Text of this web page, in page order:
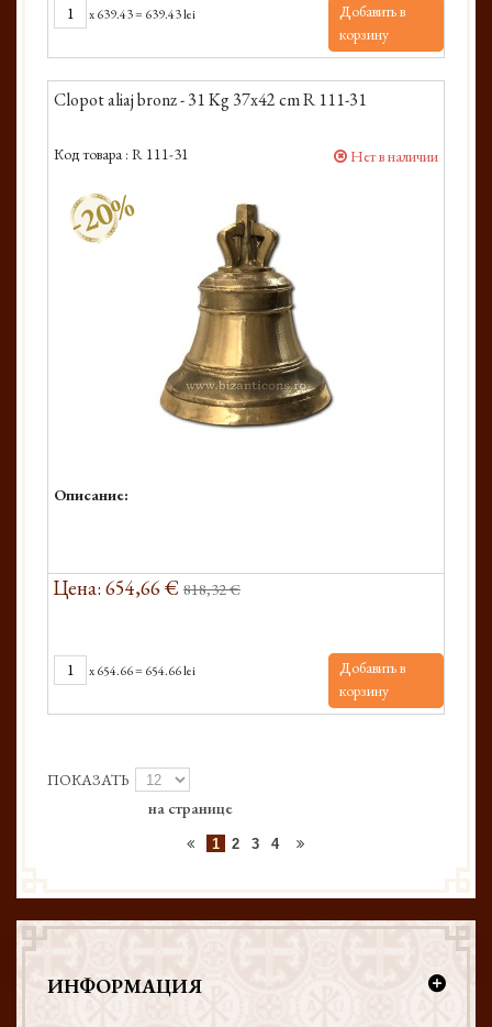
x639.43= 639.43 lei
Добавить в
корзину
Clopot aliaj bronz - 31 Kg 37x42 cm R 111-31
Код товара : R 111-31 Нет в наличии
-20%
Описание:
Цена: 654,66 € 818,32 €
x654.66= 654.66 lei
Добавить в
корзину
ПОКАЗАТЬ
на странице
1 2 3 4
ИНФОРМАЦИЯ